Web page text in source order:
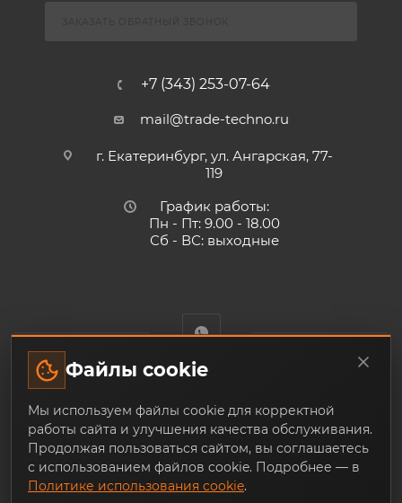
+7 (343) 253-07-64
mail@trade-techno.ru
г. Екатеринбург, ул. Ангарская, 77-
119
График работы:
Пн - Пт: 9.00 - 18.00
Сб - ВС: выходные
инструмента с доставкой по Екатеринбургу и по всей
России, из наличия и под заказ
Файлы cookie
Мы используем файлы cookie для корректной
работы сайта и улучшения качества обслуживания.
Продолжая пользоваться сайтом, вы соглашаетесь
с использованием файлов cookie. Подробнее — в
Политике использования cookie.